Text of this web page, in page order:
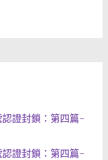
證封鎖：第四篇-
證封鎖：第四篇-